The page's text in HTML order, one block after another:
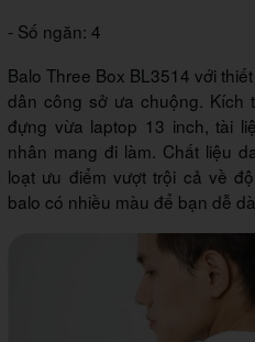
- Số ngăn: 4
Balo Three Box BL3514 với
dân công sở ưa chuộng. Kích
đựng vừa laptop 13 inch, tài
nhân mang đi làm. Chất liệu
loạt ưu điểm vượt trội cả về
balo có nhiều màu để bạn dễ